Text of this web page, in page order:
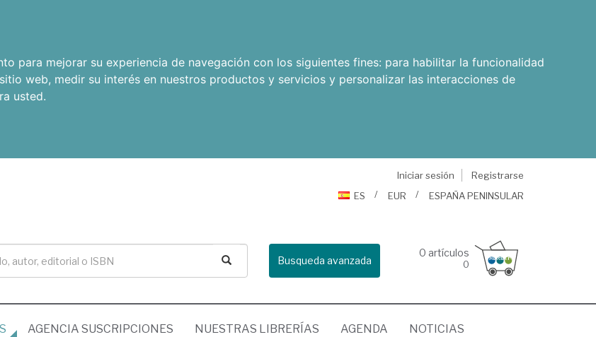
para mejorar su experiencia de navegación con los siguientes fines: para habilitar la funcionalidad
web, medir su interés en nuestros productos y servicios y personalizar las interacciones de
usted.
Iniciar sesión
Registrarse
ES
EUR ESPAÑA PENINSULAR
Busqueda avanzada
0 artículos
0
AGENCIA SUSCRIPCIONES NUESTRAS LIBRERÍAS AGENDA NOTICIAS